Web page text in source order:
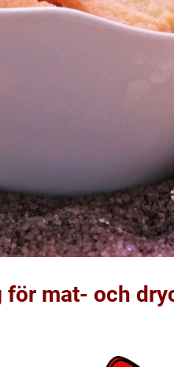
för mat- och